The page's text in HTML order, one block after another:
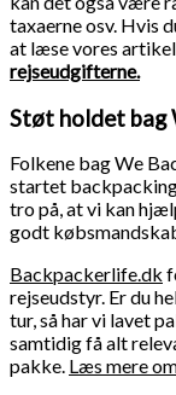
taxaerne osv. Hvis
at læse vores artikel
rejseudgifterne.
Støt holdet bag
Folkene bag We
startet
tro på, at vi kan
godt
Backpackerlife.dk
rejseudstyr. Er du
tur, så har vi lavet
samtidig få alt
pakke. Læs mere